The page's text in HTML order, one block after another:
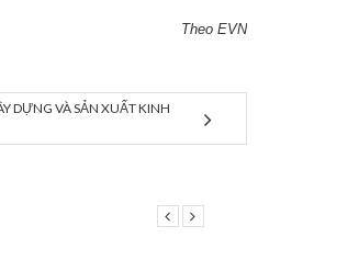
Theo EVN
DỰNG VÀ SẢN XUẤT KINH